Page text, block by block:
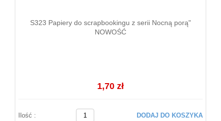
S323 Papiery do scrapbookingu z serii Nocną porą"
NOWOŚĆ
1,70 zł
Ilość : DODAJ DO KOSZYKA